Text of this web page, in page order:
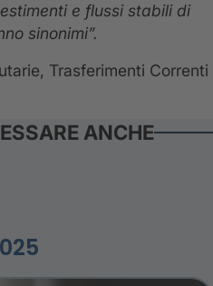
e flussi stabili di
sinonimi”.
Trasferimenti Correnti
ANCHE